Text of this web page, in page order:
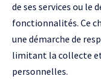
de ses services ou le
fonctionnalités. Ce
une démarche de
limitant la collecte
personnelles.